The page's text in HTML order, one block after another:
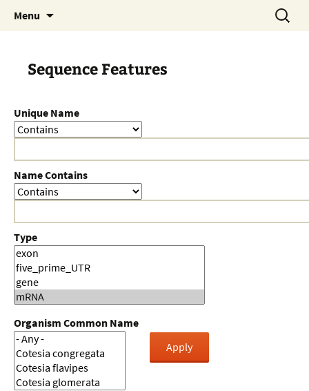
Menu
Search
for:
Sequence Features
Unique Name
Name Contains
Type
Organism Common Name